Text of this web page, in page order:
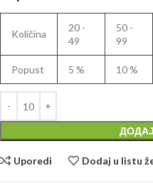
Količina
20 -
49
50 -
99
Popust 5 % 10 %
Uporedi Dodaj u listu